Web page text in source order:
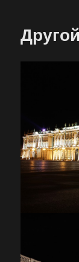
1